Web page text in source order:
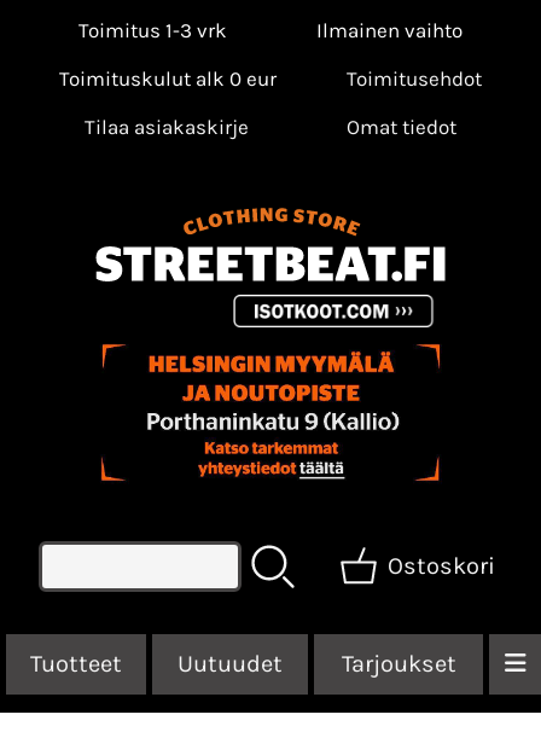
Toimitus 1-3 vrk
Ilmainen vaihto
Toimituskulut alk 0 eur
Toimitusehdot
Tilaa asiakaskirje
Omat tiedot
Ostoskori
Tuotteet Uutuudet Tarjoukset